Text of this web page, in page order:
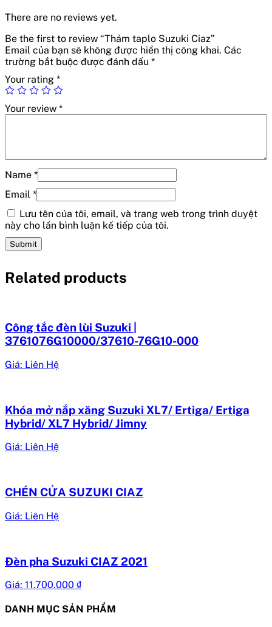
There are no reviews yet.
Be the first to review “Thảm taplo Suzuki Ciaz”
Email của bạn sẽ không được hiển thị công khai. Các
trường bắt buộc được đánh dấu *
Your rating *
Your review *
Name *
Email *
Lưu tên của tôi, email, và trang web trong trình duyệt
này cho lần bình luận kế tiếp của tôi.
Related products
Công tắc đèn lùi Suzuki |
3761076G10000/37610-76G10-000
Giá: Liên Hệ
Khóa mở nắp xăng Suzuki XL7/ Ertiga/ Ertiga
Hybrid/ XL7 Hybrid/ Jimny
Giá: Liên Hệ
CHÉN CỬA SUZUKI CIAZ
Giá: Liên Hệ
Đèn pha Suzuki CIAZ 2021
Giá: 11.700.000 ₫
DANH MỤC SẢN PHẨM